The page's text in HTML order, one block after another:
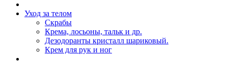
Уход за телом
Скрабы
Крема, лосьоны, тальк и др.
Дезодоранты кристалл шариковый.
Крем для рук и ног